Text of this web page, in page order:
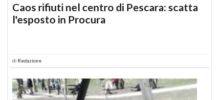
Caos rifiuti nel centro di Pescara: scatta
l'esposto in Procura
di Redazione